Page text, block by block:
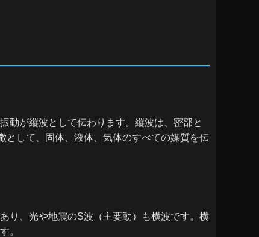
動が縦波として伝わります。縦波は、密部と
として、固体、液体、気体のすべての媒質を伝
り、光や地震のS波（主要動）も横波です。横
。